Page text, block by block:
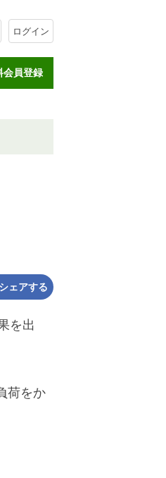
ログイン
会員登録
シェアする
を出
荷をか